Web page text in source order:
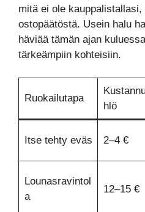
mitä ei ole
ostopäätöstä. Usein halu
häviää tämän ajan
tärkeämpiin kohteisiin.
Ruokailutapa
hlö
Itse tehty eväs 2–4 €
Lounasravintol
a
12–15 €